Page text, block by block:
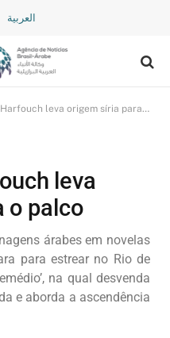
العربية
leva origem síria para o palco
leva
o palco
árabes em novelas
para estrear no Rio de
na qual desvenda
e aborda a ascendência